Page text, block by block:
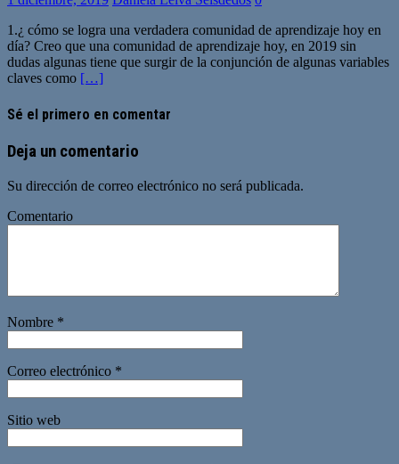
1.¿ cómo se logra una verdadera comunidad de aprendizaje hoy en
día? Creo que una comunidad de aprendizaje hoy, en 2019 sin
dudas algunas tiene que surgir de la conjunción de algunas variables
claves como […]
Sé el primero en comentar
Deja un comentario
Su dirección de correo electrónico no será publicada.
Comentario
Nombre *
Correo electrónico *
Sitio web